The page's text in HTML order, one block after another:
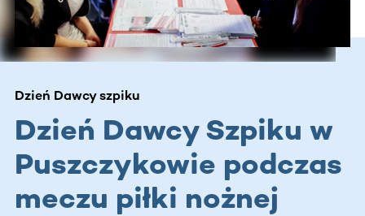
Dzień Dawcy szpiku
Dzień Dawcy Szpiku w
Puszczykowie podczas
meczu piłki nożnej